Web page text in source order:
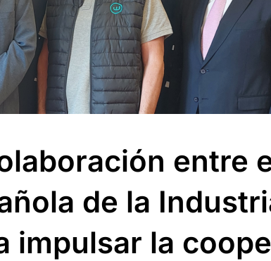
entre
de la
impulsar la